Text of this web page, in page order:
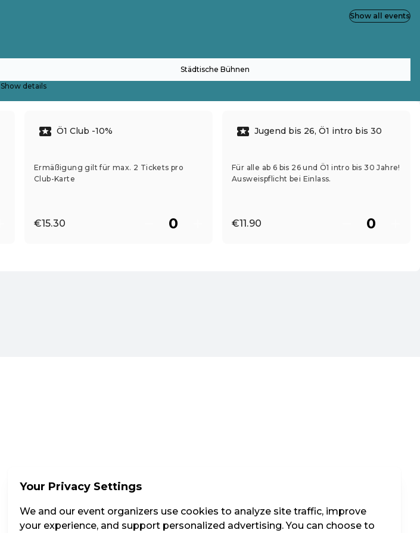
Städtische Bühnen
Show details
Show all events
Ö1 Club -10%
Ermäßigung gilt für max. 2 Tickets pro
Club-Karte
€15.30
Jugend bis 26, Ö1 intro bis 30
Für alle ab 6 bis 26 und Ö1 intro bis 30 Jahre!
Ausweispflicht bei Einlass.
€11.90
Your Privacy Settings
We and our event organizers use cookies to analyze site traffic, improve
your experience, and support personalized advertising. You can choose to